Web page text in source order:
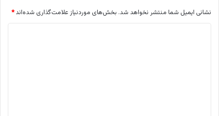
نشانی ایمیل شما منتشر نخواهد شد. بخش‌های موردنیاز علامت‌گذاری شده‌اند*